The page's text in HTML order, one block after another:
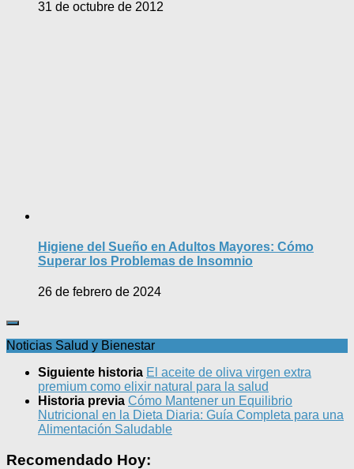
31 de octubre de 2012
Higiene del Sueño en Adultos Mayores: Cómo
Superar los Problemas de Insomnio
26 de febrero de 2024
Noticias Salud y Bienestar
Siguiente historia El aceite de oliva virgen extra
premium como elixir natural para la salud
Historia previa Cómo Mantener un Equilibrio
Nutricional en la Dieta Diaria: Guía Completa para una
Alimentación Saludable
Recomendado Hoy: